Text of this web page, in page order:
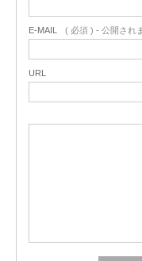
E-MAIL ( 必須 ) - 公開され
URL